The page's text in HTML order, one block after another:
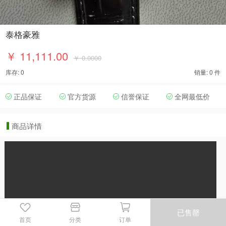
泰格豪雅
￥ 11,111.00 ￥ 0.0000
库存: 0 销量: 0 件
正品保证 官方货源 信誉保证 全网最低价
商品详情
首页 分类 订单
已售罄